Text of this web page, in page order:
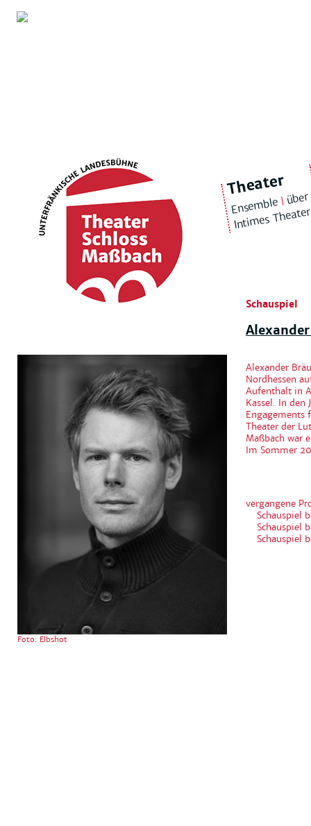
Foto: Elbshot
Schauspiel
Alexander
Nordhessen
Aufenthalt in
Kassel. In den
Engagements
Theater der
Maßbach war
Im Sommer
vergangene
Schauspiel
Schauspiel
Schauspiel
Theater
Ensemble|
Intimes Theater